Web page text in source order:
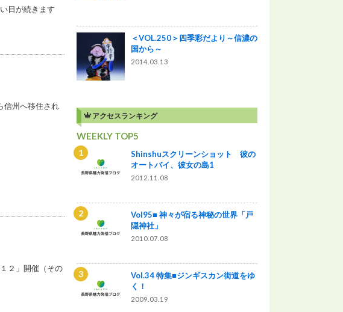
日が続きます
信州へ移住され
２」開催（その
＜VOL.250＞四季彩だより～信濃の
国から～
2014.03.13
アクセスランキング
WEEKLY TOP5
Shinshuスクリーンショット 彼の
オートバイ、彼女の島1
2012.11.08
Vol95■ 神々が宿る神秘の世界「戸
隠神社」
2010.07.08
Vol.34 特集■ジンギスカン街道をゆ
く！
2009.03.19